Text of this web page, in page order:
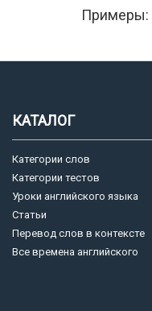
Примеры:
КАТАЛОГ
Категории слов
Категории тестов
Уроки английского языка
Статьи
Перевод слов в контексте
Все времена английского